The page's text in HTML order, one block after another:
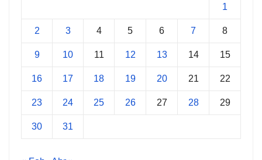
1
2 3 4 5 6 7 8
9 10 11 12 13 14 15
16 17 18 19 20 21 22
23 24 25 26 27 28 29
30 31